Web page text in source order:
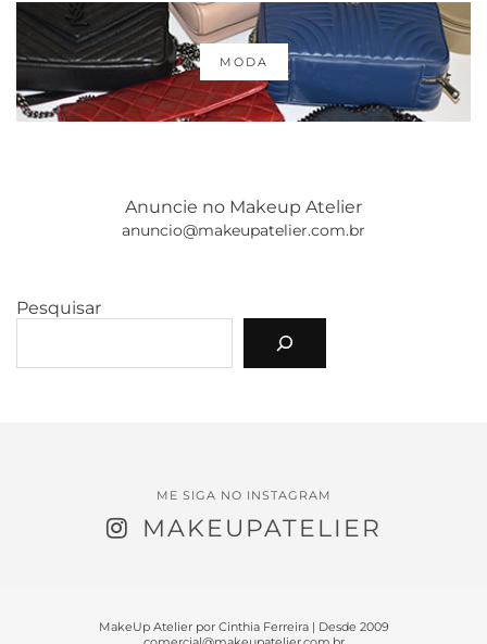
MODA
Anuncie no Makeup Atelier
anuncio@makeupatelier.com.br
Pesquisar
ME SIGA NO INSTAGRAM
MAKEUPATELIER
MakeUp Atelier por Cinthia Ferreira | Desde 2009